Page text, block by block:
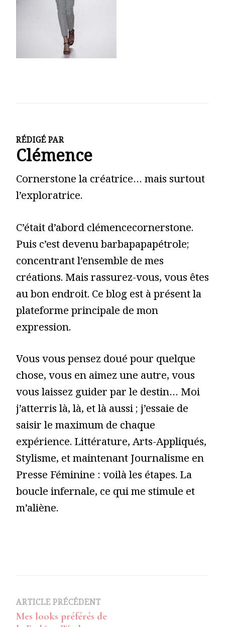
RÉDIGÉ PAR
Clémence
Cornerstone la créatrice… mais surtout
l’exploratrice.
C’était d’abord clémencecornerstone.
Puis c’est devenu barbapapapétrole;
concentrant l’ensemble de mes
créations. Mais rassurez-vous, vous êtes
au bon endroit. Ce blog est à présent la
plateforme principale de mon
expression.
Vous vous pensez doué pour quelque
chose, vous en aimez une autre, vous
vous laissez guider par le destin… Moi
j’atterris là, là, et là aussi ; j’essaie de
saisir le maximum de chaque
expérience. Littérature, Arts-Appliqués,
Stylisme, et maintenant Journalisme en
Presse Féminine : voilà les étapes. La
boucle infernale, ce qui me stimule et
m’aliène.
Navigation
ARTICLE PRÉCÉDENT
Mes looks préférés de